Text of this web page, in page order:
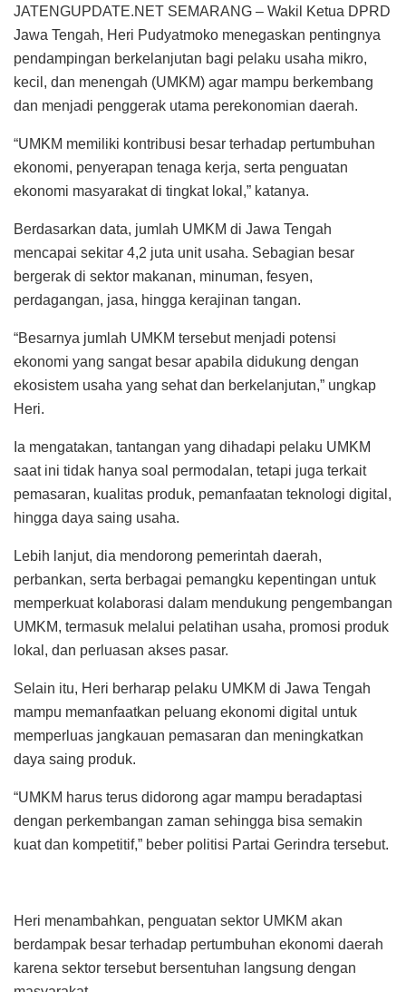
JATENGUPDATE.NET SEMARANG – Wakil Ketua DPRD
Jawa Tengah, Heri Pudyatmoko menegaskan pentingnya
pendampingan berkelanjutan bagi pelaku usaha mikro,
kecil, dan menengah (UMKM) agar mampu berkembang
dan menjadi penggerak utama perekonomian daerah.
“UMKM memiliki kontribusi besar terhadap pertumbuhan
ekonomi, penyerapan tenaga kerja, serta penguatan
ekonomi masyarakat di tingkat lokal,” katanya.
Berdasarkan data, jumlah UMKM di Jawa Tengah
mencapai sekitar 4,2 juta unit usaha. Sebagian besar
bergerak di sektor makanan, minuman, fesyen,
perdagangan, jasa, hingga kerajinan tangan.
“Besarnya jumlah UMKM tersebut menjadi potensi
ekonomi yang sangat besar apabila didukung dengan
ekosistem usaha yang sehat dan berkelanjutan,” ungkap
Heri.
Ia mengatakan, tantangan yang dihadapi pelaku UMKM
saat ini tidak hanya soal permodalan, tetapi juga terkait
pemasaran, kualitas produk, pemanfaatan teknologi digital,
hingga daya saing usaha.
Lebih lanjut, dia mendorong pemerintah daerah,
perbankan, serta berbagai pemangku kepentingan untuk
memperkuat kolaborasi dalam mendukung pengembangan
UMKM, termasuk melalui pelatihan usaha, promosi produk
lokal, dan perluasan akses pasar.
Selain itu, Heri berharap pelaku UMKM di Jawa Tengah
mampu memanfaatkan peluang ekonomi digital untuk
memperluas jangkauan pemasaran dan meningkatkan
daya saing produk.
“UMKM harus terus didorong agar mampu beradaptasi
dengan perkembangan zaman sehingga bisa semakin
kuat dan kompetitif,” beber politisi Partai Gerindra tersebut.
Heri menambahkan, penguatan sektor UMKM akan
berdampak besar terhadap pertumbuhan ekonomi daerah
karena sektor tersebut bersentuhan langsung dengan